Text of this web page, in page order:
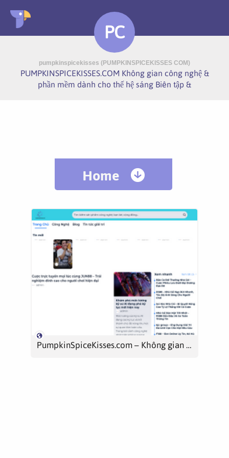
PC
pumpkinspicekisses (PUMPKINSPICEKISSES COM)
PUMPKINSPICEKISSES.COM Không gian công nghệ &
phần mềm dành cho thế hệ sáng Biên tập &
Home
PumpkinSpiceKisses.com – Không gian công nghệ & phần mềm dành cho thế hệ sáng tạo